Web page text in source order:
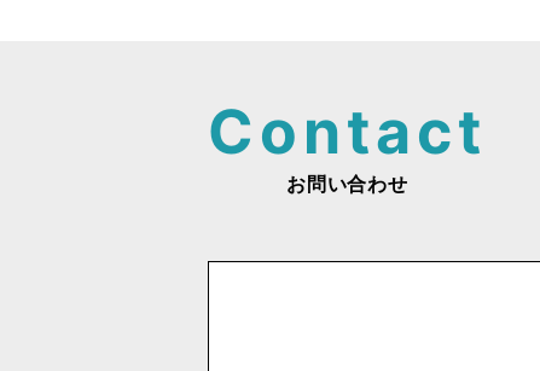
ー
シ
お問い合わせ